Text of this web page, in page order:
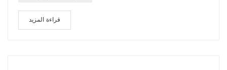
قراءة المزيد